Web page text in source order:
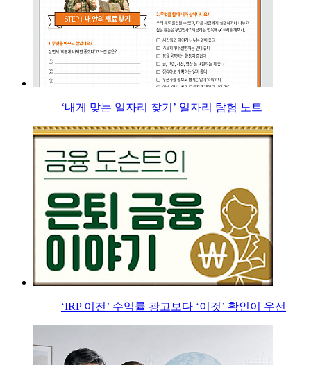
‘내게 맞는 일자리 찾기’ 일자리 탐험 노트
‘IRP 이전’ 수익률 광고보다 ‘이것’ 확인이 우선